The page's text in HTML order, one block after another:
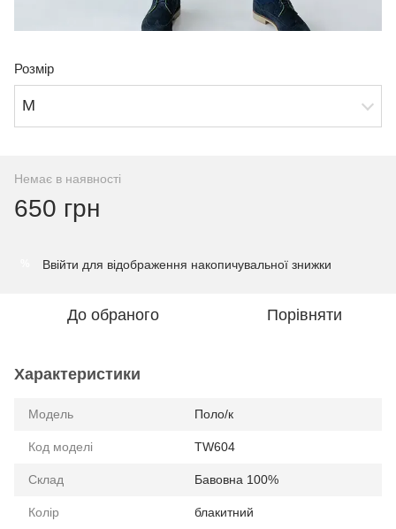
Розмір
M
Немає в наявності
650 грн
Ввійти для відображення накопичувальної знижки
До обраного Порівняти
Характеристики
Модель Поло/к
Код моделі TW604
Склад Бавовна 100%
Колір блакитний